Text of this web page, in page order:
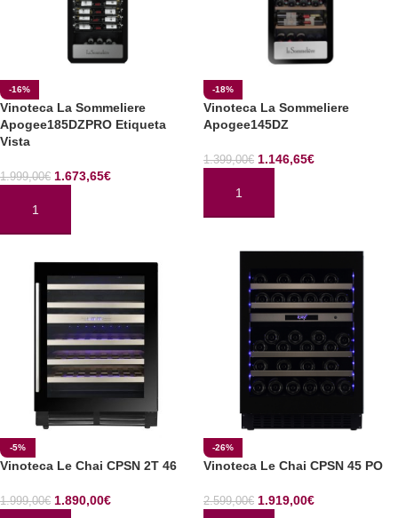
-16%
Vinoteca La Sommeliere
Apogee185DZPRO Etiqueta
Vista
1.999,00€ 1.673,65€
AÑADIR AL CARRITO
-18%
Vinoteca La Sommeliere
Apogee145DZ
1.399,00€ 1.146,65€
AÑADIR AL CARRITO
-5%
Vinoteca Le Chai CPSN 2T 46
1.999,00€ 1.890,00€
-26%
Vinoteca Le Chai CPSN 45 PO
2.599,00€ 1.919,00€